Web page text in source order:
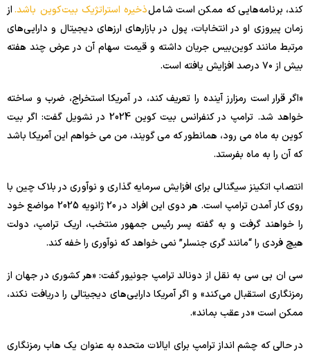
کند، برنامه‌هایی که ممکن است شاملذخیره استراتژیک بیت‌کوین باشد.از
زمان پیروزی او در انتخابات، پول در بازارهای ارزهای دیجیتال و دارایی‌های
مرتبط مانند کوین‌بیس جریان داشته و قیمت سهام آن در عرض چند هفته
بیش از ۷۰ درصد افزایش یافته است.
«اگر قرار است رمزارز آینده را تعریف کند، در آمریکا استخراج، ضرب و ساخته
خواهد شد. ترامپ در کنفرانس بیت کوین 2024 در نشویل گفت: اگر بیت
کوین به ماه می رود، همانطور که می گویند، من می خواهم این آمریکا باشد
که آن را به ماه بفرستد.
انتصاب اتکینز سیگنالی برای افزایش سرمایه گذاری و نوآوری در بلاک چین با
روی کار آمدن ترامپ است. هر دوی این افراد در 20 ژانویه 2025 مواضع خود
را خواهند گرفت و به گفته پسر رئیس جمهور منتخب، اریک ترامپ، دولت
هیچ فردی را “مانند گری جنسلر” نمی خواهد که نوآوری را خفه کند.
سی ان بی سی به نقل از دونالد ترامپ جونیور گفت: «هر کشوری در جهان از
رمزنگاری استقبال می‌کند» و اگر آمریکا دارایی‌های دیجیتالی را دریافت نکند،
ممکن است «در عقب بماند».
در حالی که چشم انداز ترامپ برای ایالات متحده به عنوان یک هاب رمزنگاری